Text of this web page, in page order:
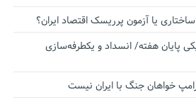
یا آزمون پرریسک اقتصاد ایران؟
پایان هفته/ انسداد و یکطرفه‌سازی
خواهان جنگ با ایران نیست